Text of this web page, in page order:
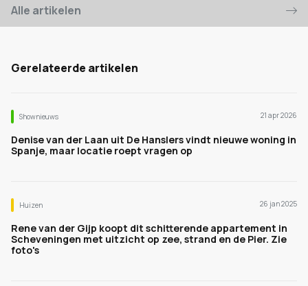
Alle artikelen
Gerelateerde artikelen
Shownieuws 21 apr 2026
Denise van der Laan uit De Hanslers vindt nieuwe woning in
Spanje, maar locatie roept vragen op
Huizen 26 jan 2025
Rene van der Gijp koopt dit schitterende appartement in
Scheveningen met uitzicht op zee, strand en de Pier. Zie
foto's